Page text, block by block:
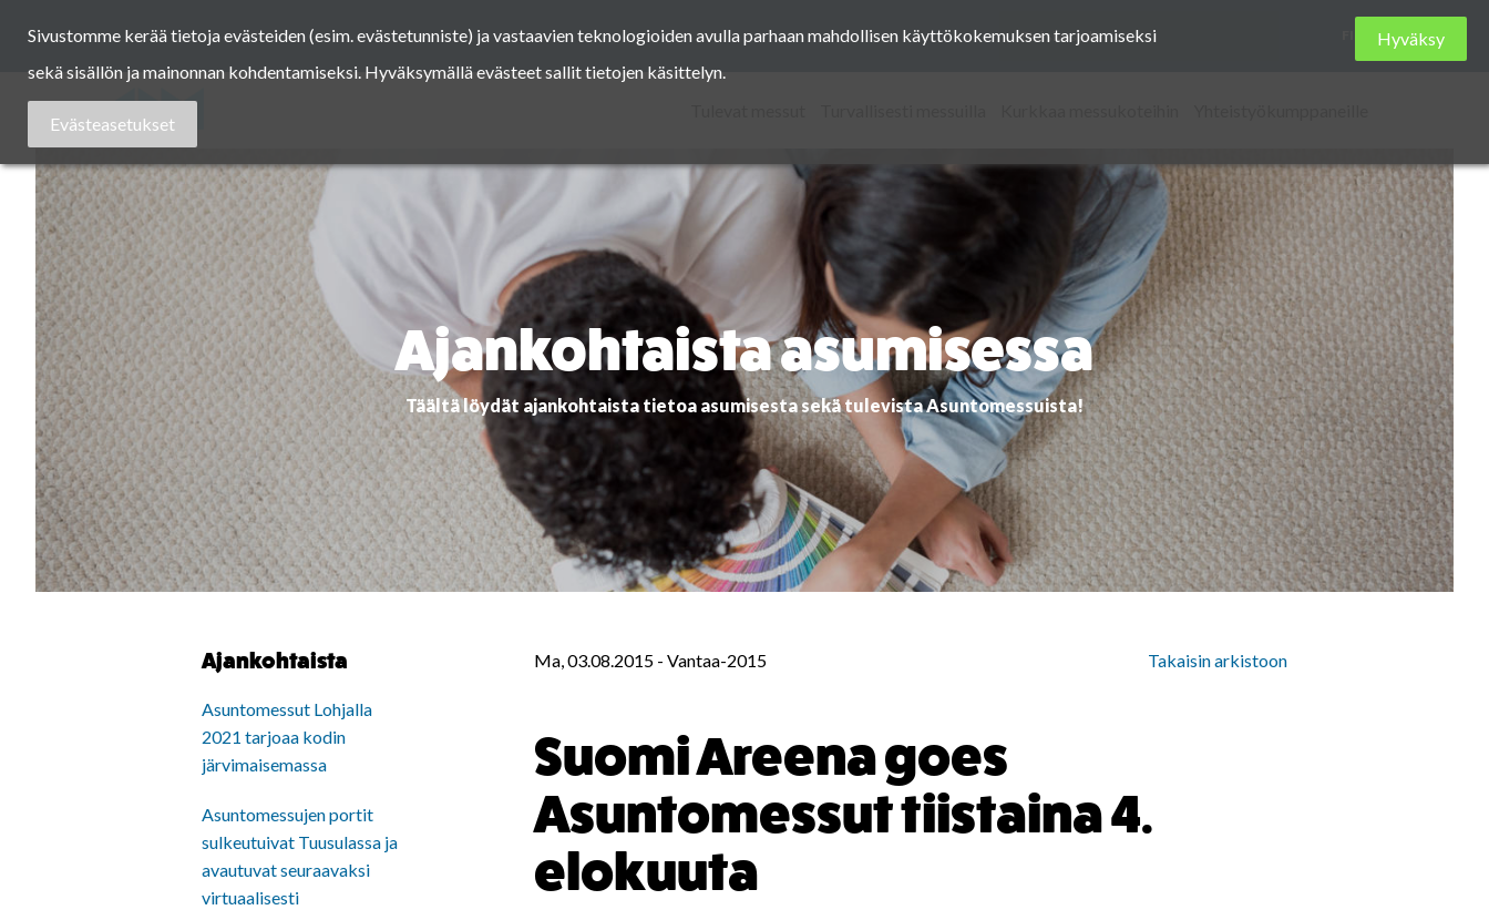
content
sivustolta
Asuntomessut
Ajankohtaista asumisessa
Täältä löydät ajankohtaista tietoa asumisesta sekä tulevista Asuntomessuista!
Ma, 03.08.2015 - Vantaa-2015 Takaisin arkistoon
Suomi Areena goes
Asuntomessut tiistaina 4.
elokuuta
Ajankohtaista
Asuntomessut Lohjalla
2021 tarjoaa kodin
järvimaisemassa
Asuntomessujen portit
sulkeutuivat Tuusulassa ja
avautuvat seuraavaksi
virtuaalisesti
Sivustomme kerää tietoja evästeiden (esim. evästetunniste) ja vastaavien teknologioiden avulla parhaan mahdollisen käyttökokemuksen tarjoamiseksi
sekä sisällön ja mainonnan kohdentamiseksi. Hyväksymällä evästeet sallit tietojen käsittelyn.
Evästeasetukset
Hyväksy